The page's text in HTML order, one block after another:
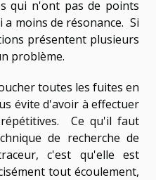
qui n'ont pas de points
moins de résonance. Si
présentent plusieurs
problème.
toutes les fuites en
évite d'avoir à effectuer
Ce qu'il faut
de recherche de
c'est qu'elle est
tout écoulement,